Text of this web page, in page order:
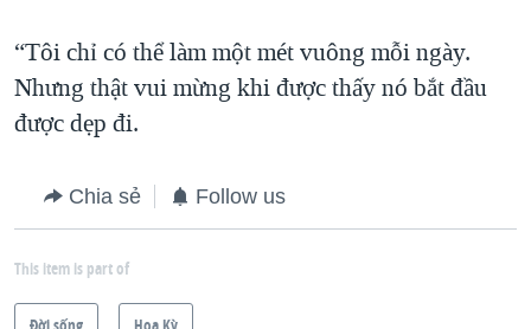
“Tôi chỉ có thể làm một mét vuông mỗi ngày.
Nhưng thật vui mừng khi được thấy nó bắt đầu
được dẹp đi.
Chia sẻ Follow us
This item is part of